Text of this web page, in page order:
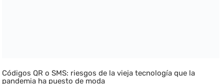
Códigos QR o SMS: riesgos de la vieja tecnología que la
pandemia ha puesto de moda